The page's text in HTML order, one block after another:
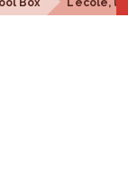
Box L'école,